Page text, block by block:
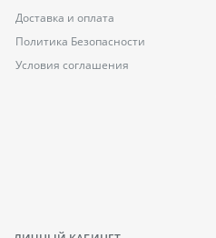
Доставка и оплата
Политика Безопасности
Условия соглашения